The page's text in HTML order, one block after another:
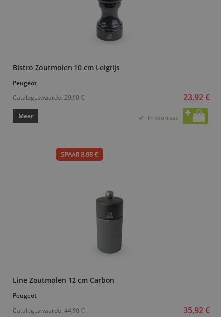
Bistro Zoutmolen 10 cm Leigrijs
Peugeot
Cataloguswaarde: 29,90 € 23,92 €
Meer In voorraad
SPAAR 8,98 €
Line Zoutmolen 12 cm Carbon
Peugeot
Cataloguswaarde: 44,90 € 35,92 €